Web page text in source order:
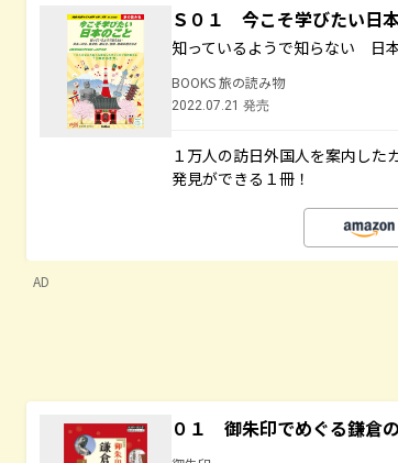
Ｓ０１ 今こそ学びたい日
知っているようで知らない 日
BOOKS 旅の読み物
2022.07.21 発売
１万人の訪日外国人を案内した
発見ができる１冊！
AD
０１ 御朱印でめぐる鎌倉